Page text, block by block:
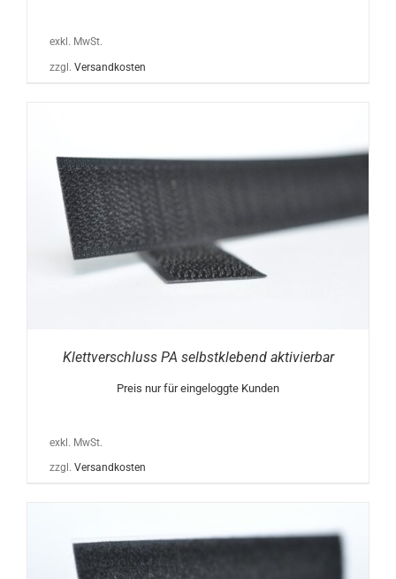
exkl. MwSt.
zzgl. Versandkosten
Klettverschluss PA selbstklebend aktivierbar
Preis nur für eingeloggte Kunden
exkl. MwSt.
zzgl. Versandkosten